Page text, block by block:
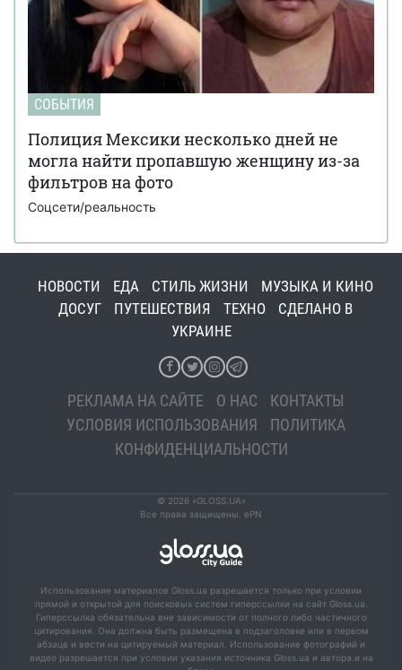
СОБЫТИЯ
Полиция Мексики несколько дней не
могла найти пропавшую женщину из-за
фильтров на фото
Соцсети/реальность
НОВОСТИ ЕДА СТИЛЬ ЖИЗНИ
МУЗЫКА И КИНО
ДОСУГ
ПУТЕШЕСТВИЯ ТЕХНО
СДЕЛАНО В
УКРАИНЕ
РЕКЛАМА НА САЙТЕ О НАС
КОНТАКТЫ
УСЛОВИЯ ИСПОЛЬЗОВАНИЯ
ПОЛИТИКА
КОНФИДЕНЦИАЛЬНОСТИ
© 2026 «GLOSS.UA»
Все права защищены. ePN
Использование материалов Gloss.ua разрешается только при условии
прямой и открытой для поисковых систем гиперссылки на сайт Gloss.ua.
Гиперссылка обязательна вне зависимости от полного либо частичного
цитирования. Она должна быть размещена в подзаголовке или в первом
абзаце и вести на цитируемый материал. Использование фотографий и
видео разрешается при условии указания источника Gloss.ua и автора.и на